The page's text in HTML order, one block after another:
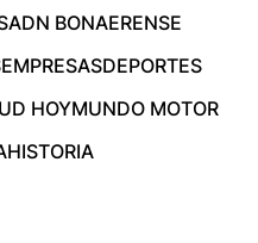
ADN BONAERENSE
EMPRESASDEPORTES
HOYMUNDO MOTOR
HISTORIA